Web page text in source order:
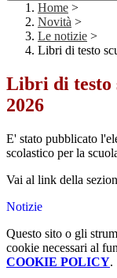
Home >
Novità >
Le notizie >
Libri di testo
Libri di testo
2026
E' stato pubblicato
scolastico per la
Vai al link della
Notizie
Questo sito o gli
cookie necessari al
COOKIE POLICY.